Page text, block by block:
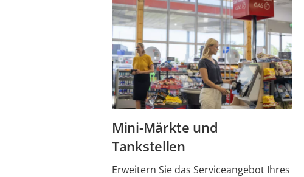
Mini-Märkte und
Tankstellen
Erweitern Sie das Serviceangebot Ihres